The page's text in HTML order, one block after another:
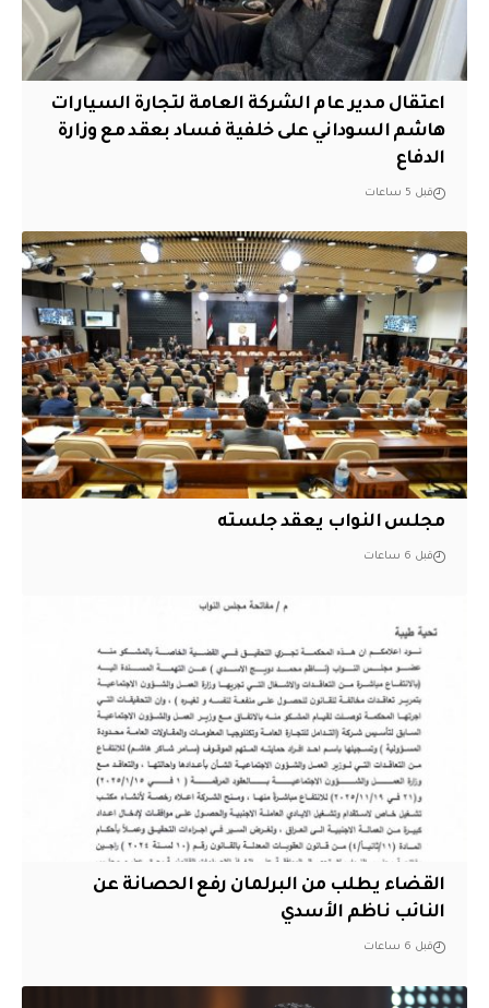
اعتقال مدير عام الشركة العامة لتجارة السيارات
هاشم السوداني على خلفية فساد بعقد مع وزارة
الدفاع
قبل 5 ساعات
مجلس النواب يعقد جلسته
قبل 6 ساعات
القضاء يطلب من البرلمان رفع الحصانة عن
النائب ناظم الأسدي
قبل 6 ساعات